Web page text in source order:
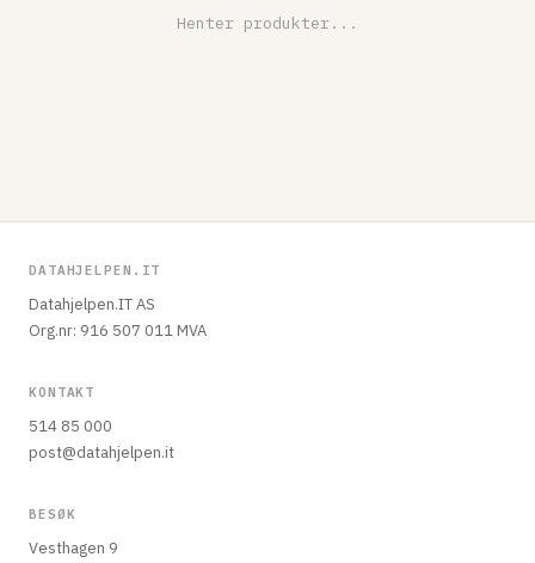
Henter produkter...
DATAHJELPEN.IT
Datahjelpen.IT AS
Org.nr: 916 507 011 MVA
KONTAKT
514 85 000
post@datahjelpen.it
BESØK
Vesthagen 9